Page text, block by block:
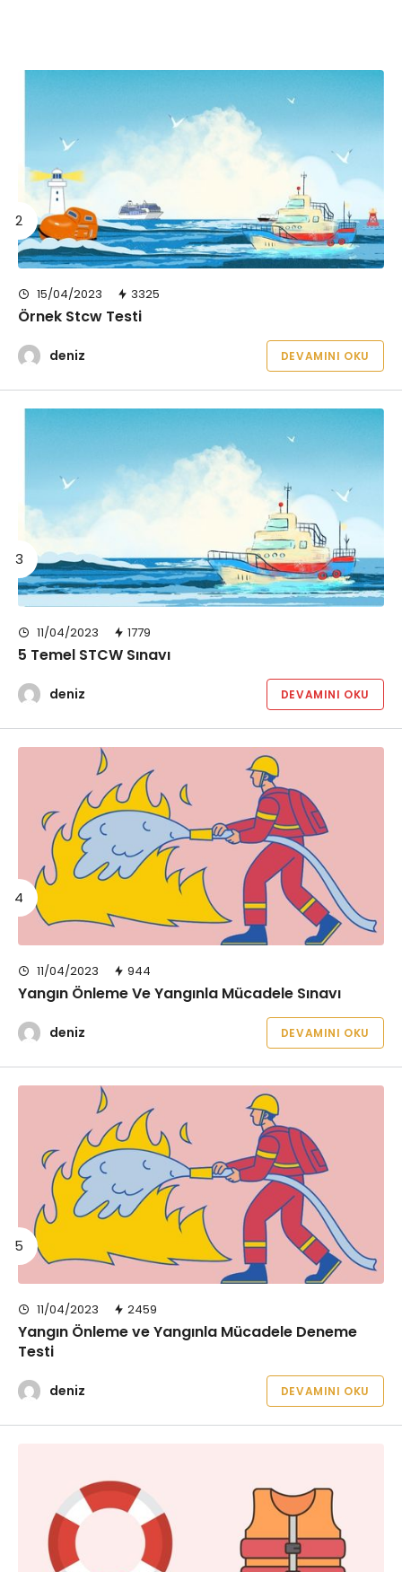
15/04/2023 3325
Örnek Stcw Testi
deniz DEVAMINI OKU
11/04/2023 1779
5 Temel STCW Sınavı
deniz DEVAMINI OKU
11/04/2023 944
Yangın Önleme Ve Yangınla Mücadele Sınavı
deniz DEVAMINI OKU
11/04/2023 2459
Yangın Önleme ve Yangınla Mücadele Deneme
Testi
deniz DEVAMINI OKU